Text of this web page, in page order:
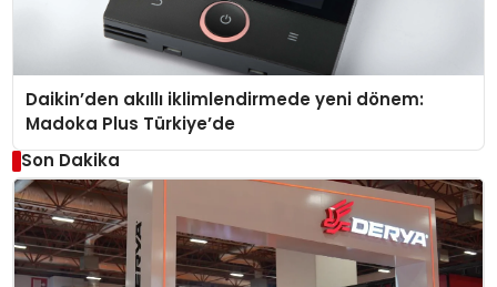
Daikin’den akıllı iklimlendirmede yeni dönem:
Madoka Plus Türkiye’de
Son Dakika